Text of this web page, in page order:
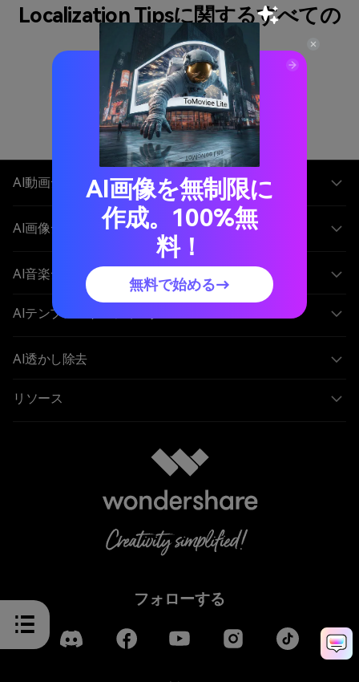
Localization Tipsに関するすべての
記事
フォローする
AI動画ジェネレーター
AI画像ジェネレーター
AI音楽ジェネレーター
AIテンプレート＆フィルター
AI透かし除去
リソース
AI画像を無制限に
作成。100%無
料！
無料で始める→